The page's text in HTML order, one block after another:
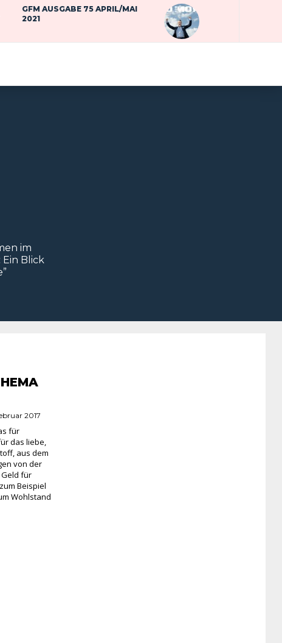
GFM AUSGABE 75 APRIL/MAI
2021
im
Blick
2017
für
das liebe,
aus dem
von der
für
Beispiel
Wohlstand